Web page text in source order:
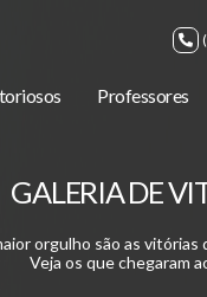
Professores
GALERIA DE
orgulho são as vitórias
Veja os que chegaram